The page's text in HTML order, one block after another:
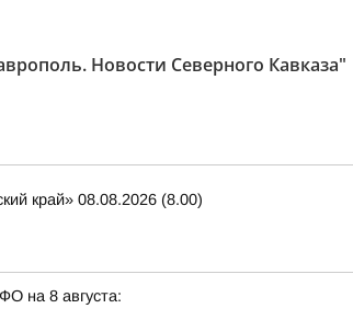
Новости Северного Кавказа"
край» 08.08.2026 (8.00)
на 8 августа: